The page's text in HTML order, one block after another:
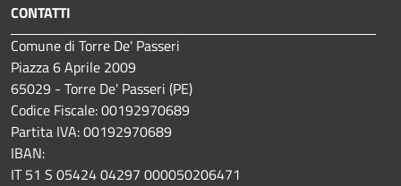
CONTATTI
Comune di Torre De' Passeri
Piazza 6 Aprile 2009
65029 - Torre De' Passeri (PE)
Codice Fiscale: 00192970689
Partita IVA: 00192970689
IBAN:
IT 51 S 05424 04297 000050206471